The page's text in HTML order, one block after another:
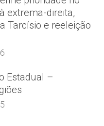
extrema-direita,
Tarcísio e reeleição
Estadual –